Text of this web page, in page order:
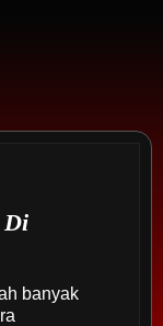
Di
banyak